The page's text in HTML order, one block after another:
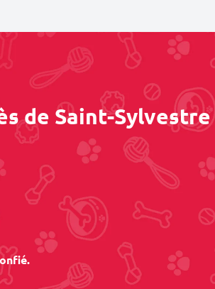
de Saint-Sylvestre